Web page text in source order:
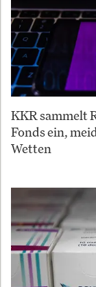
KKR sammelt
Fonds ein,
Wetten